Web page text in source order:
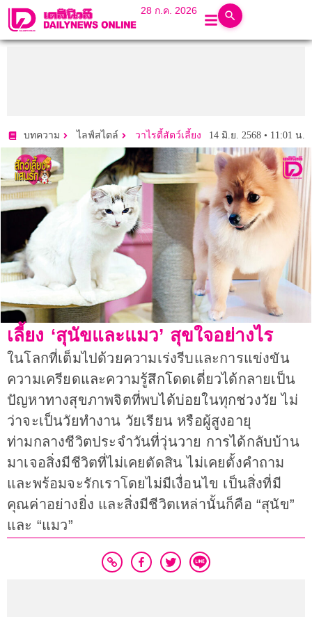
28 ก.ค. 2026
บทความ ไลฟ์สไตล์ วาไรตี้สัตว์เลี้ยง 14 มิ.ย. 2568 • 11:01 น.
เลี้ยง ‘สุนัขและแมว’ สุขใจอย่างไร
ในโลกที่เต็มไปด้วยความเร่งรีบและการแข่งขัน
ความเครียดและความรู้สึกโดดเดี่ยวได้กลายเป็น
ปัญหาทางสุขภาพจิตที่พบได้บ่อยในทุกช่วงวัย ไม่
ว่าจะเป็นวัยทำงาน วัยเรียน หรือผู้สูงอายุ
ท่ามกลางชีวิตประจำวันที่วุ่นวาย การได้กลับบ้าน
มาเจอสิ่งมีชีวิตที่ไม่เคยตัดสิน ไม่เคยตั้งคำถาม
และพร้อมจะรักเราโดยไม่มีเงื่อนไข เป็นสิ่งที่มี
คุณค่าอย่างยิ่ง และสิ่งมีชีวิตเหล่านั้นก็คือ “สุนัข”
และ “แมว”